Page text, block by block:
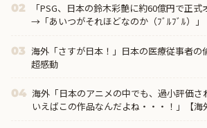
02
「PSG、日本の鈴木彩艶に約60億円で正式
→「あいつがそれほどなのか（ﾌﾞﾙﾌﾞﾙ）」
03 海外「さすが日本！」日本の医療従事者の
超感動
04 海外「日本のアニメの中でも、過小評価さ
いえばこの作品なんだよね・・・！」【海